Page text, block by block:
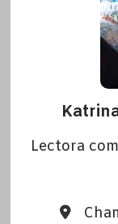
Lectora